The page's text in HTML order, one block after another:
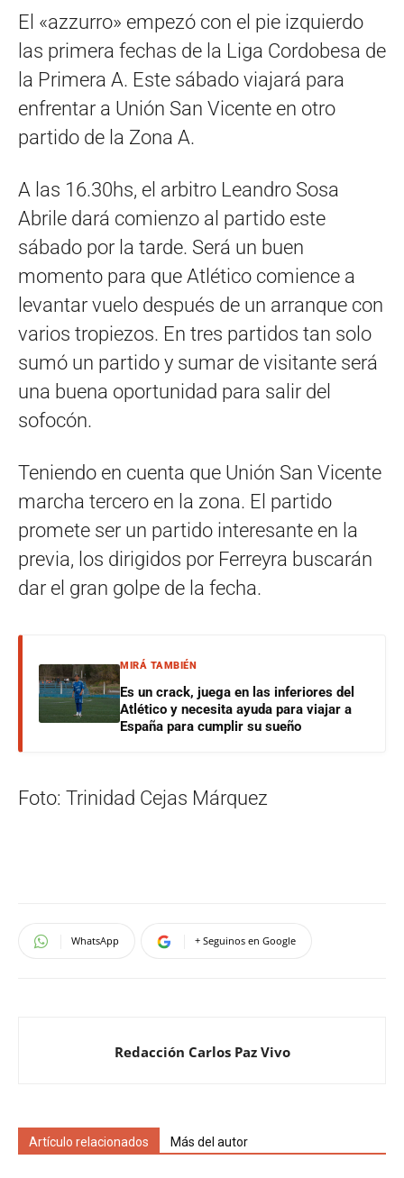
El «azzurro» empezó con el pie izquierdo
las primera fechas de la Liga Cordobesa de
la Primera A. Este sábado viajará para
enfrentar a Unión San Vicente en otro
partido de la Zona A.
A las 16.30hs, el arbitro Leandro Sosa
Abrile dará comienzo al partido este
sábado por la tarde. Será un buen
momento para que Atlético comience a
levantar vuelo después de un arranque con
varios tropiezos. En tres partidos tan solo
sumó un partido y sumar de visitante será
una buena oportunidad para salir del
sofocón.
Teniendo en cuenta que Unión San Vicente
marcha tercero en la zona. El partido
promete ser un partido interesante en la
previa, los dirigidos por Ferreyra buscarán
dar el gran golpe de la fecha.
MIRÁ TAMBIÉN
Es un crack, juega en las inferiores del
Atlético y necesita ayuda para viajar a
España para cumplir su sueño
Foto: Trinidad Cejas Márquez
WhatsApp + Seguinos en Google
Redacción Carlos Paz Vivo
Artículo relacionados Más del autor